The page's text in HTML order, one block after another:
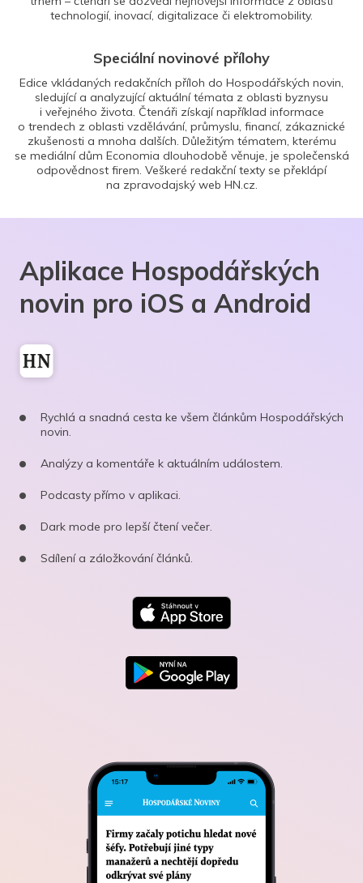
technologií, inovací, digitalizace či elektromobility.
Speciální novinové přílohy
Edice vkládaných redakčních příloh do Hospodářských novin,
sledující a analyzující aktuální témata z oblasti byznysu
i veřejného života. Čtenáři získají například informace
o trendech z oblasti vzdělávání, průmyslu, financí, zákaznické
zkušenosti a mnoha dalších. Důležitým tématem, kterému
se mediální dům Economia dlouhodobě věnuje, je společenská
odpovědnost firem. Veškeré redakční texty se překlápí
na zpravodajský web HN.cz.
Aplikace Hospodářských
novin pro iOS a Android
Rychlá a snadná cesta ke všem článkům Hospodářských
novin.
Analýzy a komentáře k aktuálním událostem.
Podcasty přímo v aplikaci.
Dark mode pro lepší čtení večer.
Sdílení a záložkování článků.